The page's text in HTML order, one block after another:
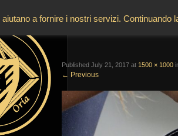
Published July 21, 2017 at 1500 × 1000
← Previous
a fornire i nostri servizi.